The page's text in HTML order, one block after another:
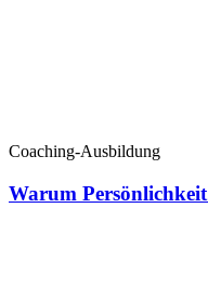
Coaching-Ausbildung
Warum